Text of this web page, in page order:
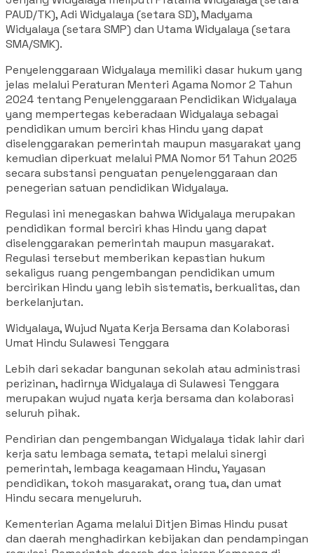
PAUD/TK), Adi Widyalaya (setara SD), Madyama
Widyalaya (setara SMP) dan Utama Widyalaya (setara
SMA/SMK).
Penyelenggaraan Widyalaya memiliki dasar hukum yang
jelas melalui Peraturan Menteri Agama Nomor 2 Tahun
2024 tentang Penyelenggaraan Pendidikan Widyalaya
yang mempertegas keberadaan Widyalaya sebagai
pendidikan umum berciri khas Hindu yang dapat
diselenggarakan pemerintah maupun masyarakat yang
kemudian diperkuat melalui PMA Nomor 51 Tahun 2025
secara substansi penguatan penyelenggaraan dan
penegerian satuan pendidikan Widyalaya.
Regulasi ini menegaskan bahwa Widyalaya merupakan
pendidikan formal berciri khas Hindu yang dapat
diselenggarakan pemerintah maupun masyarakat.
Regulasi tersebut memberikan kepastian hukum
sekaligus ruang pengembangan pendidikan umum
bercirikan Hindu yang lebih sistematis, berkualitas, dan
berkelanjutan.
Widyalaya, Wujud Nyata Kerja Bersama dan Kolaborasi
Umat Hindu Sulawesi Tenggara
Lebih dari sekadar bangunan sekolah atau administrasi
perizinan, hadirnya Widyalaya di Sulawesi Tenggara
merupakan wujud nyata kerja bersama dan kolaborasi
seluruh pihak.
Pendirian dan pengembangan Widyalaya tidak lahir dari
kerja satu lembaga semata, tetapi melalui sinergi
pemerintah, lembaga keagamaan Hindu, Yayasan
pendidikan, tokoh masyarakat, orang tua, dan umat
Hindu secara menyeluruh.
Kementerian Agama melalui Ditjen Bimas Hindu pusat
dan daerah menghadirkan kebijakan dan pendampingan